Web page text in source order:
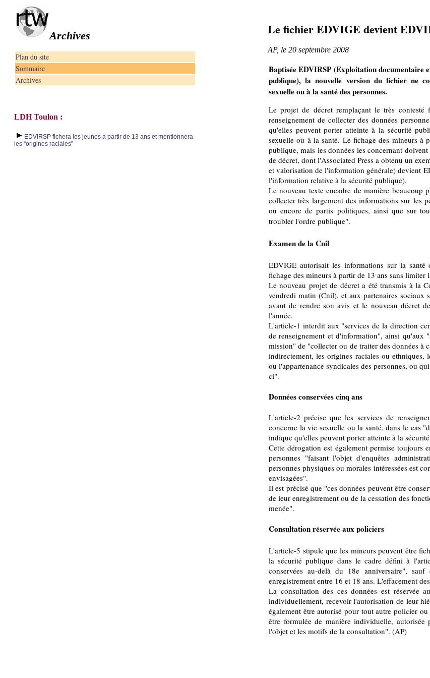
Archives
Plan du site
Sommaire
Archives
LDH Toulon :
EDVIRSP fichera les jeunes à partir de 13 ans et mentionnera
les “origines raciales”
Le fichier EDVIGE devient
AP, le 20 septembre 2008
Baptisée EDVIRSP (Exploitation
publique), la nouvelle version du fichier ne
sexuelle ou à la santé des personnes.
Le projet de décret remplaçant le très
renseignement de collecter des données
qu'elles peuvent porter atteinte à la sécurité
sexuelle ou à la santé. Le fichage des mineurs à
publique, mais les données les concernant
de décret, dont l'Associated Press a obtenu un
et valorisation de l'information générale) devient
l'information relative à la sécurité publique).
Le nouveau texte encadre de manière
collecter très largement des informations sur les
ou encore de partis politiques, ainsi que sur
troubler l'ordre publique".
Examen de la Cnil
EDVIGE autorisait les informations sur la
fichage des mineurs à partir de 13 ans sans
Le nouveau projet de décret a été transmis à la
vendredi matin (Cnil), et aux partenaires
avant de rendre son avis et le nouveau décret
l'année.
L'article-1 interdit aux "services de la direction
de renseignement et d'information", ainsi qu'aux
mission" de "collecter ou de traiter des données à
indirectement, les origines raciales ou
ou l'appartenance syndicales des personnes, ou
ci".
Données conservées cinq ans
L'article-2 précise que les services de
concerne la vie sexuelle ou la santé, dans le cas
indique qu'elles peuvent porter atteinte à la
Cette dérogation est également permise toujours
personnes "faisant l'objet d'enquêtes
personnes physiques ou morales intéressées est
envisagées".
Il est précisé que "ces données peuvent être
de leur enregistrement ou de la cessation des
menée".
Consultation réservée aux policiers
L'article-5 stipule que les mineurs peuvent être
la sécurité publique dans le cadre défini à
conservées au-delà du 18e anniversaire",
enregistrement entre 16 et 18 ans. L'effacement
La consultation des ces données est réservée
individuellement, recevoir l'autorisation de leur
également être autorisé pour tout autre policier
être formulée de manière individuelle,
l'objet et les motifs de la consultation". (AP)